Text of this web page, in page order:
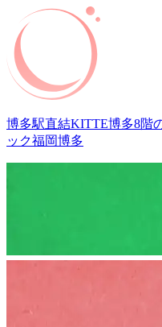
博多駅直結KITTE博多8階
ック福岡博多